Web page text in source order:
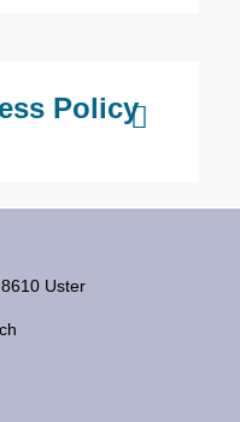
Policy
Uster